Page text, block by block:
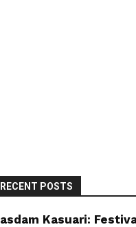
RECENT POSTS
Kasuari: